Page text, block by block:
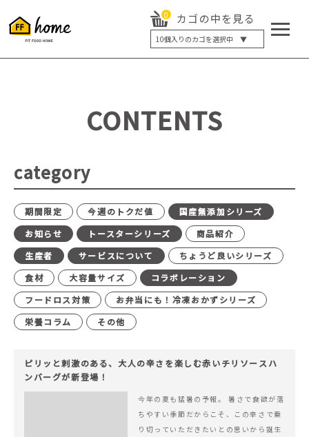
0 カゴの中を見る
10個入りのカゴを選択中 ▼
5個入り
20個入り
最大12%OFF
CONTENTS
category
期間限定 今週のトクだ値
国産無添加シリーズ
お知らせ
トースターシリーズ
商品紹介
生産者
サービスについて
ちょうど良いシリーズ
食材
大容量サイズ
コラボレーション
フードロス対策
お弁当にも！冷凍おかずシリーズ
栄養コラム
その他
ピリッと刺激のある、大人の辛さを楽しむ赤いチリソースハ
ンバーグが新登場！
今年の夏も猛暑の予報。 暑さで食欲が落
ちやすい季節だからこそ、この辛さで乗
り切っていただきたいとの思いから誕生